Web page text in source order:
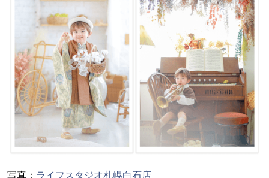
写真： ライフスタジオ札幌白石店